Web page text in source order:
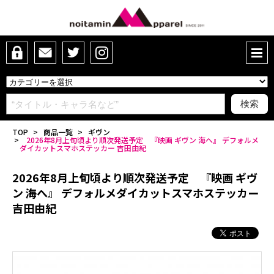
TOP > 商品一覧 > ギヴン
> 2026年8月上旬頃より順次発送予定 『映画 ギヴン 海へ』 デフォルメ
ダイカットスマホステッカー 吉田由紀
2026年8月上旬頃より順次発送予定 『映画 ギヴ
ン 海へ』 デフォルメダイカットスマホステッカー
吉田由紀